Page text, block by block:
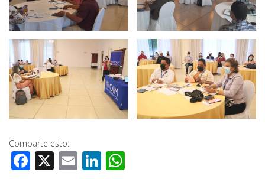
Comparte esto:
Facebook
X EmailLinkedIn